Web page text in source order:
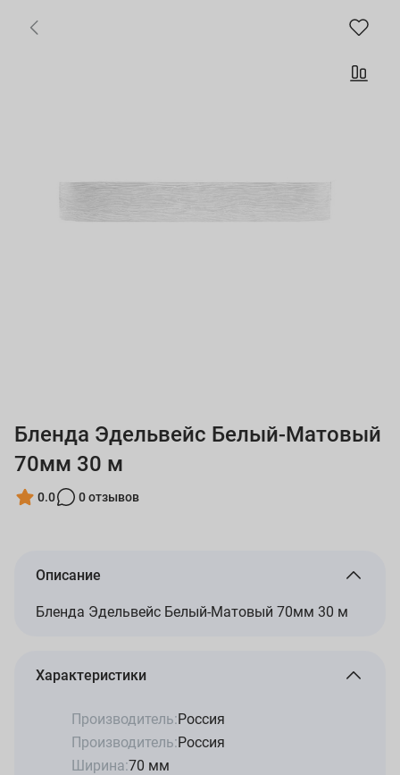
Бленда Эдельвейс Белый-Матовый
70мм 30 м
0.0 0 отзывов
Описание
Бленда Эдельвейс Белый-Матовый 70мм 30 м
Характеристики
Производитель:Россия
Производитель:Россия
Ширина:70 мм